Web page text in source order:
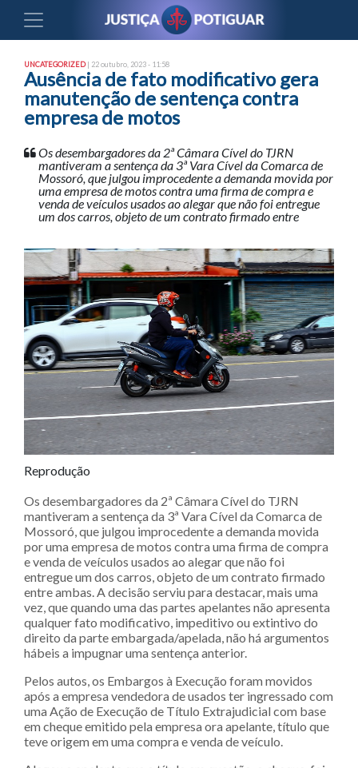
UNCATEGORIZED| 22 outubro, 2023 - 11:58
Ausência de fato modificativo gera
manutenção de sentença contra
empresa de motos
Os desembargadores da 2ª Câmara Cível do TJRN
mantiveram a sentença da 3ª Vara Cível da Comarca de
Mossoró, que julgou improcedente a demanda movida por
uma empresa de motos contra uma firma de compra e
venda de veículos usados ao alegar que não foi entregue
um dos carros, objeto de um contrato firmado entre
Reprodução
Os desembargadores da 2ª Câmara Cível do TJRN
mantiveram a sentença da 3ª Vara Cível da Comarca de
Mossoró, que julgou improcedente a demanda movida
por uma empresa de motos contra uma firma de compra
e venda de veículos usados ao alegar que não foi
entregue um dos carros, objeto de um contrato firmado
entre ambas. A decisão serviu para destacar, mais uma
vez, que quando uma das partes apelantes não apresenta
qualquer fato modificativo, impeditivo ou extintivo do
direito da parte embargada/apelada, não há argumentos
hábeis a impugnar uma sentença anterior.
Pelos autos, os Embargos à Execução foram movidos
após a empresa vendedora de usados ter ingressado com
uma Ação de Execução de Título Extrajudicial com base
em cheque emitido pela empresa ora apelante, título que
teve origem em uma compra e venda de veículo.